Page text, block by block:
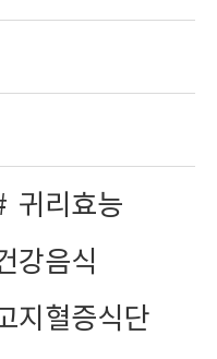
귀리효능
강음식
지혈증식단